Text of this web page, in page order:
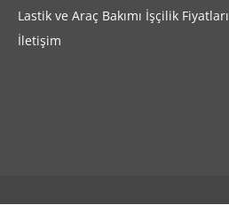
Lastik ve Araç Bakımı İşçilik Fiyatları
İletişim